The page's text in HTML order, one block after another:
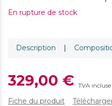
En rupture de stock
Description |
329,00 € TVA incluse
Fiche du produit